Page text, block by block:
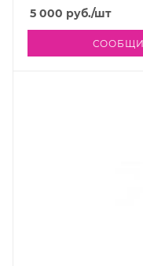
5 000 руб./шт